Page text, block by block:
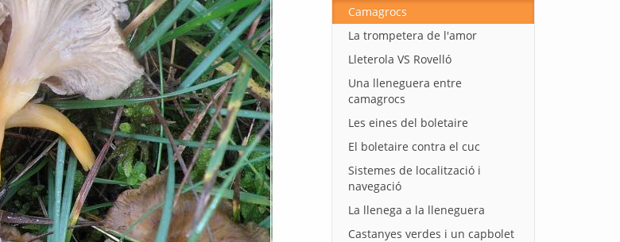
Camagrocs
La trompetera de l'amor
Lleterola VS Rovelló
Una lleneguera entre
camagrocs
Les eines del boletaire
El boletaire contra el cuc
Sistemes de localització i
navegació
La llenega a la lleneguera
Castanyes verdes i un capbolet